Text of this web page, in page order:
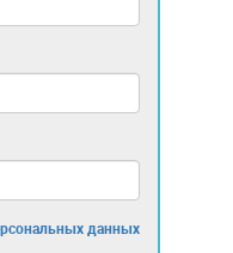
данных